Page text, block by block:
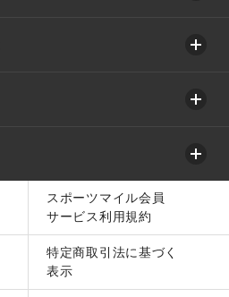
スポーツマイル会員
サービス利用規約
特定商取引法に基づく
表示